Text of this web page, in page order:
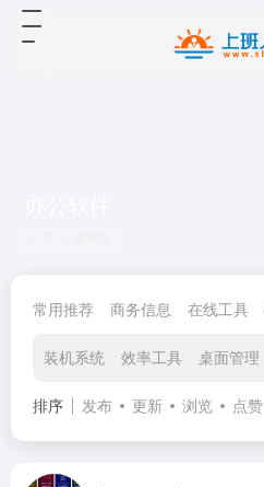
常用推荐 商务信息 在线工具
装机系统 效率工具 桌面管理
排序 发布 更新 浏览 点赞